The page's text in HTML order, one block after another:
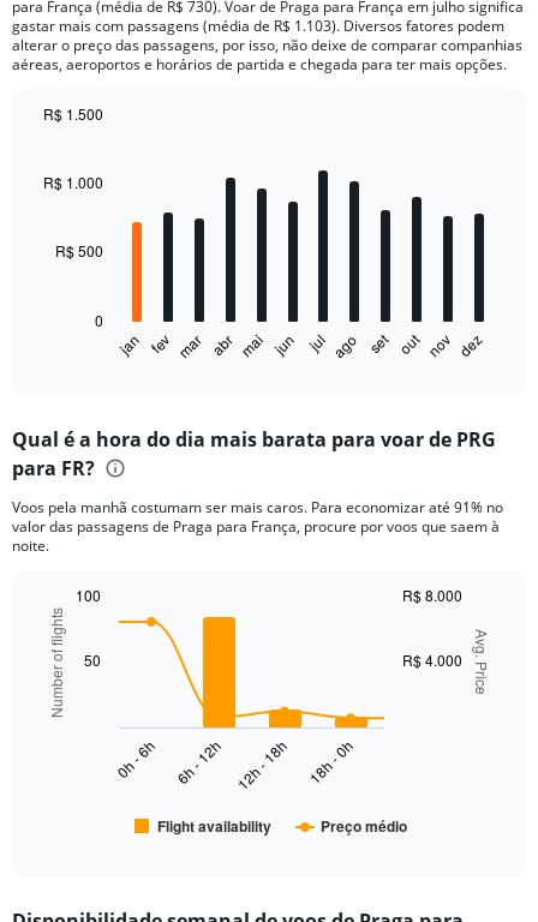
para França (média de R$ 730). Voar de Praga para França em julho significa
gastar mais com passagens (média de R$ 1.103). Diversos fatores podem
alterar o preço das passagens, por isso, não deixe de comparar companhias
aéreas, aeroportos e horários de partida e chegada para ter mais opções.
with
The
Range:
12
The
chart
has
axis
displaying
values.
Range:
jan fev mar abr mai jun jul ago set out nov dez
0
R$ 500
R$ 1.000
R$ 1.500
Qual é a hora do dia mais barata para voar de PRG
para FR?
Voos pela manhã costumam ser mais caros. Para economizar até 91% no
valor das passagens de Praga para França, procure por voos que saem à
noite.
Combination
chart
with
data
series.
Chart
graphic.
Avg. Price
Number of flights
Flight availability Preço médio
0h - 6h 6h - 12h 12h - 18h 18h - 0h
R$ 4.000
R$ 8.000
50
100